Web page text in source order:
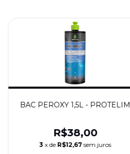
BAC PEROXY 1,5L - PROTELIM
R$38,00
3 x de R$12,67 sem juros